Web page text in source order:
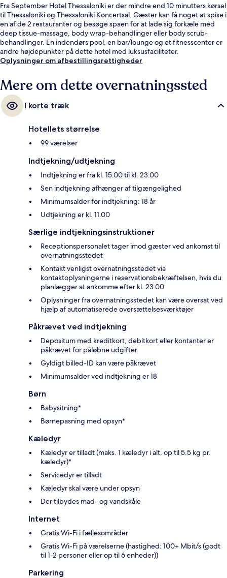
Fra September Hotel Thessaloniki er der mindre end 10 minutters kørsel
til Thessaloniki og Thessaloniki Koncertsal. Gæster kan få noget at spise i
en af de 2 restauranter og besøge spaen for at lade sig forkæle med
deep tissue-massage, body wrap-behandlinger eller body scrub-
behandlinger. En indendørs pool, en bar/lounge og et fitnesscenter er
andre højdepunkter på dette hotel med luksusfaciliteter.
Oplysninger om afbestillingsrettigheder
Mere om dette overnatningssted
I korte træk
Hotellets størrelse
99 værelser
Indtjekning/udtjekning
Indtjekning er fra kl. 15.00 til kl. 23.00
Sen indtjekning afhænger af tilgængelighed
Minimumsalder for indtjekning: 18 år
Udtjekning er kl. 11.00
Særlige indtjekningsinstruktioner
Receptionspersonalet tager imod gæster ved ankomst til
overnatningsstedet
Kontakt venligst overnatningsstedet via
kontaktoplysningerne i reservationsbekræftelsen, hvis du
planlægger at ankomme efter kl. 23.00
Oplysninger fra overnatningsstedet kan være oversat ved
hjælp af automatiserede oversættelsesværktøjer
Påkrævet ved indtjekning
Depositum med kreditkort, debitkort eller kontanter er
påkrævet for påløbne udgifter
Gyldigt billed-ID kan være påkrævet
Minimumsalder ved indtjekning er 18
Børn
Babysitning*
Børnepasning med opsyn*
Kæledyr
Kæledyr er tilladt (maks. 1 kæledyr i alt, op til 5.5 kg pr.
kæledyr)*
Servicedyr er tilladt
Kæledyr skal være under opsyn
Der tilbydes mad- og vandskåle
Internet
Gratis Wi-Fi i fællesområder
Gratis Wi-Fi på værelserne (hastighed: 100+ Mbit/s (godt
til 1-2 personer eller op til 6 enheder))
Parkering